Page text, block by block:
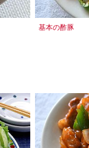
基本の酢豚